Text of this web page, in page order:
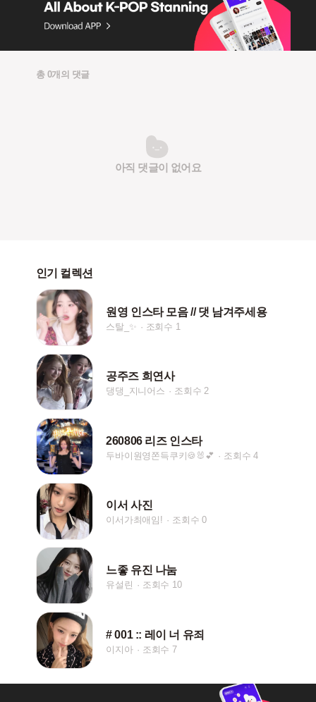
총 0개의 댓글
아직 댓글이 없어요
인기 컬렉션
원영 인스타 모음 // 댓 남겨주세용
스탈_✨ 조회수 1
공주즈 희연사
댕댕_지니어스 조회수 2
260806 리즈 인스타
두바이원영쫀득쿠키🍪🐰💕 조회수 4
이서 사진
이서가최애임! 조회수 0
느좋 유진 나눔
유설린 조회수 10
# 001 :: 레이 너 유죄
이지아 조회수 7